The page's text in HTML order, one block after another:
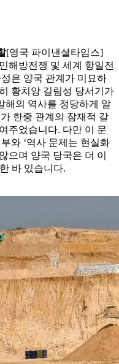
[영국 파이낸셜타임스]
해방전쟁 및 세계 항일전
은 양국 관계가 미묘하
황치앙 길림성 당서기가
해의 역사를 정당하게 알
한중 관계의 잠재적 갈
주었습니다. 다만 이 문
와 ‘역사 문제는 현실화
으며 양국 당국은 더 이
바 있습니다.